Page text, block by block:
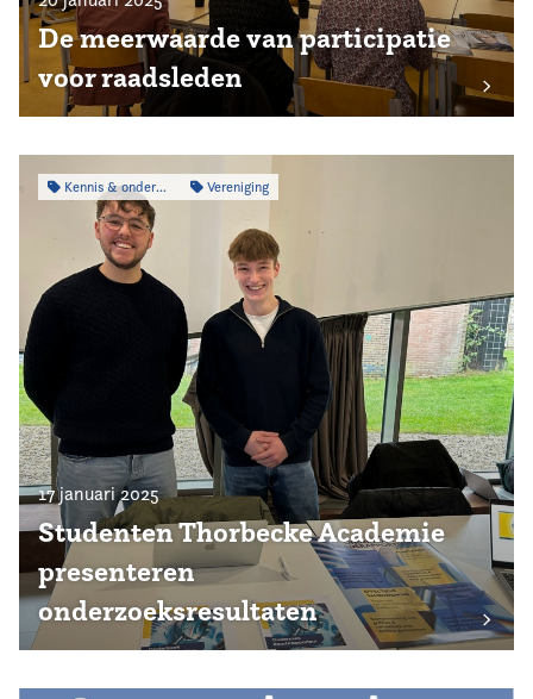
De meerwaarde van participatie
voor raadsleden
Kennis & onderzoek Vereniging
17 januari 2025
Studenten Thorbecke Academie
presenteren
onderzoeksresultaten